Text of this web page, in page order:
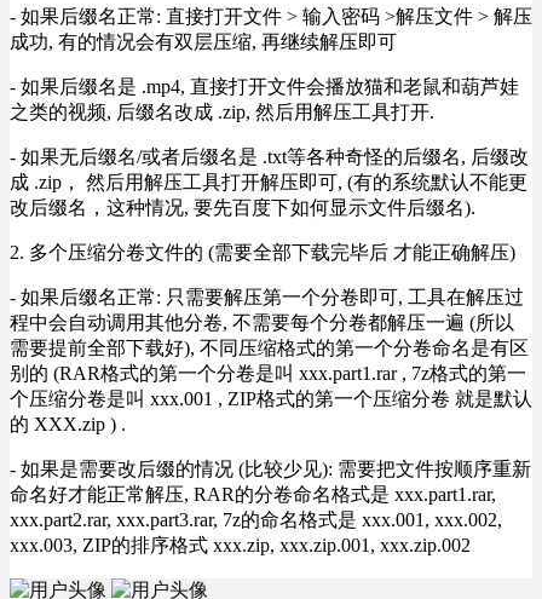
- 如果后缀名正常: 直接打开文件 > 输入密码 >解压文件 > 解压
成功, 有的情况会有双层压缩, 再继续解压即可
- 如果后缀名是 .mp4, 直接打开文件会播放猫和老鼠和葫芦娃
之类的视频, 后缀名改成 .zip, 然后用解压工具打开.
- 如果无后缀名/或者后缀名是 .txt等各种奇怪的后缀名, 后缀改
成 .zip， 然后用解压工具打开解压即可, (有的系统默认不能更
改后缀名，这种情况, 要先百度下如何显示文件后缀名).
2. 多个压缩分卷文件的 (需要全部下载完毕后 才能正确解压)
- 如果后缀名正常: 只需要解压第一个分卷即可, 工具在解压过
程中会自动调用其他分卷, 不需要每个分卷都解压一遍 (所以
需要提前全部下载好), 不同压缩格式的第一个分卷命名是有区
别的 (RAR格式的第一个分卷是叫 xxx.part1.rar , 7z格式的第一
个压缩分卷是叫 xxx.001 , ZIP格式的第一个压缩分卷 就是默认
的 XXX.zip ) .
- 如果是需要改后缀的情况 (比较少见): 需要把文件按顺序重新
命名好才能正常解压, RAR的分卷命名格式是 xxx.part1.rar,
xxx.part2.rar, xxx.part3.rar, 7z的命名格式是 xxx.001, xxx.002,
xxx.003, ZIP的排序格式 xxx.zip, xxx.zip.001, xxx.zip.002